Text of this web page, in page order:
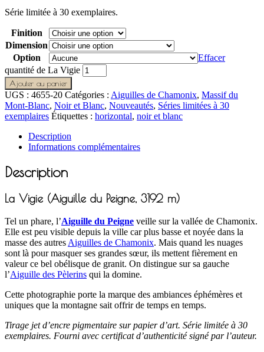
Série limitée à 30 exemplaires.
Finition
Dimension
Option
Effacer
quantité de La Vigie
Ajouter au panier
UGS : 4655-20 Catégories : Aiguilles de Chamonix, Massif du
Mont-Blanc, Noir et Blanc, Nouveautés, Séries limitées à 30
exemplaires Étiquettes : horizontal, noir et blanc
Description
Informations complémentaires
Description
La Vigie (Aiguille du Peigne, 3192 m)
Tel un phare, l’Aiguille du Peigne veille sur la vallée de Chamonix.
Elle est peu visible depuis la ville car plus basse et noyée dans la
masse des autres Aiguilles de Chamonix. Mais quand les nuages
sont là pour masquer ses grandes sœur, ils mettent fièrement en
valeur ce bel obélisque de granit. On distingue sur sa gauche
l’Aiguille des Pèlerins qui la domine.
Cette photographie porte la marque des ambiances éphémères et
uniques que la montagne sait offrir de temps en temps.
Tirage jet d’encre pigmentaire sur papier d’art. Série limitée à 30
exemplaires. Fourni avec certificat d’authenticité signé par l’auteur.